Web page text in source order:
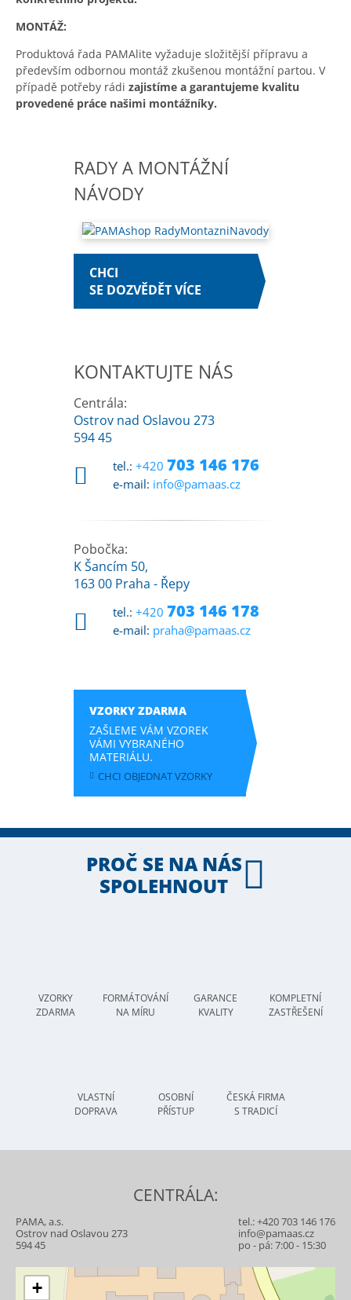
MONTÁŽ:
Produktová řada PAMAlite vyžaduje složitější přípravu a
především odbornou montáž zkušenou montážní partou. V
případě potřeby rádi zajistíme a garantujeme kvalitu
provedené práce našimi montážníky.
RADY A MONTÁŽNÍ
NÁVODY
CHCI
SE DOZVĚDĚT VÍCE
KONTAKTUJTE NÁS
Centrála:
Ostrov nad Oslavou 273
594 45
tel.: +420 703 146 176
e-mail: info@pamaas.cz
Pobočka:
K Šancím 50,
163 00 Praha - Řepy
tel.: +420 703 146 178
e-mail: praha@pamaas.cz
VZORKY ZDARMA
ZAŠLEME VÁM VZOREK
VÁMI VYBRANÉHO
MATERIÁLU.
CHCI OBJEDNAT VZORKY
PROČ SE NA NÁS
SPOLEHNOUT
VZORKY
ZDARMA
FORMÁTOVÁNÍ
NA MÍRU
GARANCE
KVALITY
KOMPLETNÍ
ZASTŘEŠENÍ
VLASTNÍ
DOPRAVA
OSOBNÍ
PŘÍSTUP
ČESKÁ FIRMA
S TRADICÍ
CENTRÁLA:
PAMA, a.s.
Ostrov nad Oslavou 273
594 45
tel.:+420 703 146 176
info@pamaas.cz
po - pá: 7:00 - 15:30
+